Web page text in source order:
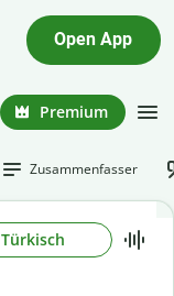
Open App
Premium
Zusammenfasser
Türkisch